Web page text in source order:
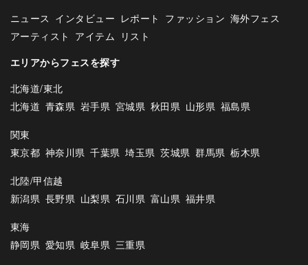
ニュース インタビュー レポート ファッション 海外フェス
アーティスト アイテム リスト
エリアからフェスを探す
北海道/東北
北海道 青森県 岩手県 宮城県 秋田県 山形県 福島県
関東
東京都 神奈川県 千葉県 埼玉県 茨城県 群馬県 栃木県
北陸/甲信越
新潟県 長野県 山梨県 石川県 富山県 福井県
東海
静岡県 愛知県 岐阜県 三重県